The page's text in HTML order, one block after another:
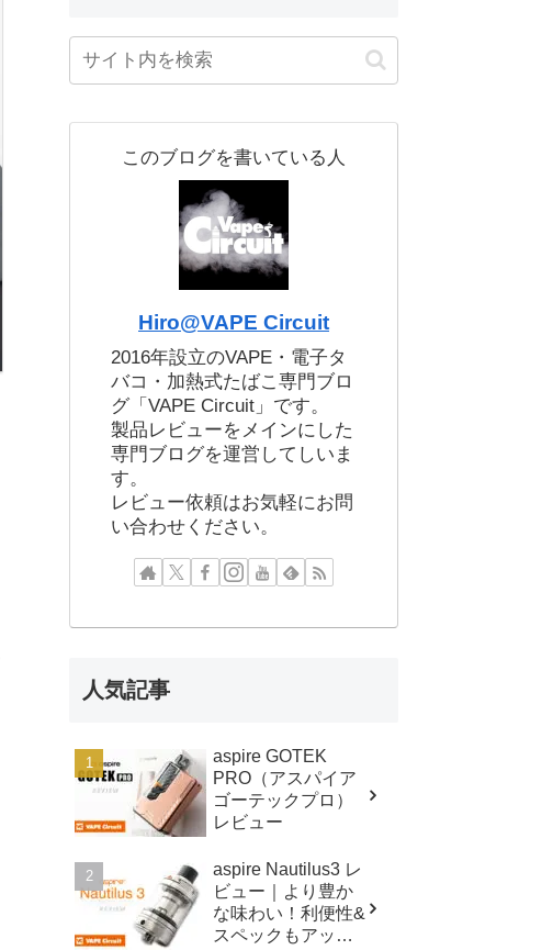
このブログを書いている人
Hiro@VAPE Circuit
2016年設立のVAPE・電子タ
バコ・加熱式たばこ専門ブロ
グ「VAPE Circuit」です。
製品レビューをメインにした
専門ブログを運営してしいま
す。
レビュー依頼はお気軽にお問
い合わせください。
人気記事
aspire GOTEK
PRO（アスパイア
ゴーテックプロ）
レビュー
aspire Nautilus3 レ
ビュー｜より豊か
な味わい！利便性&
スペックもアップ